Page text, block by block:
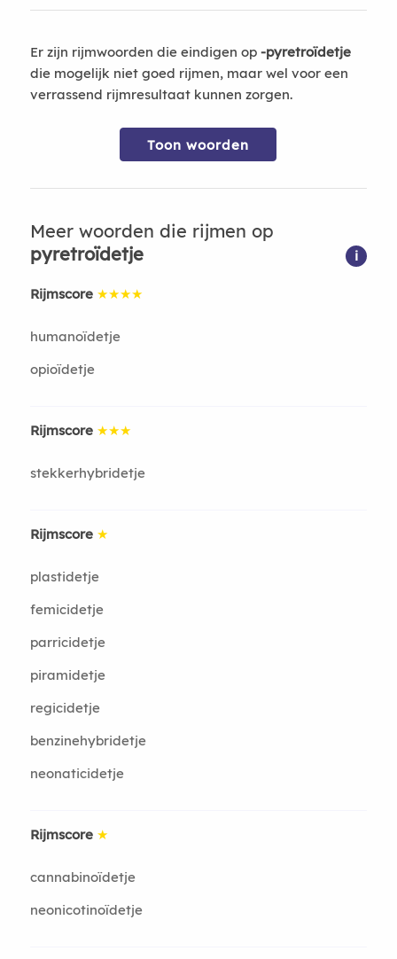
Er zijn rijmwoorden die eindigen op -pyretroïdetje
die mogelijk niet goed rijmen, maar wel voor een
verrassend rijmresultaat kunnen zorgen.
Toon woorden
Meer woorden die rijmen op
pyretroïdetje
i
Rijmscore ★★★★
humanoïdetje
opioïdetje
Rijmscore ★★★
stekkerhybridetje
Rijmscore ★
plastidetje
femicidetje
parricidetje
piramidetje
regicidetje
benzinehybridetje
neonaticidetje
Rijmscore ★
cannabinoïdetje
neonicotinoïdetje